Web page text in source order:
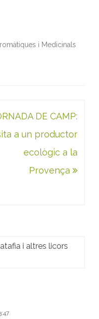
i Medicinals
DE CAMP:
a un productor
ecològic a la
Provença
i altres licors